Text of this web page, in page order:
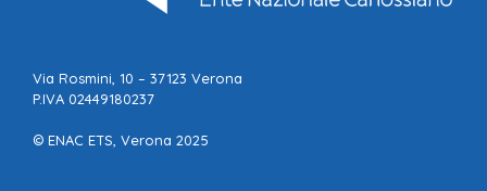
Via Rosmini, 10 – 37123 Verona
P.IVA 02449180237
© ENAC ETS, Verona 2025